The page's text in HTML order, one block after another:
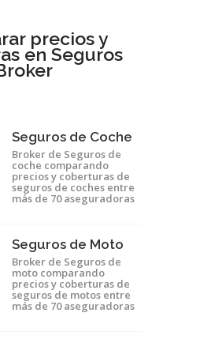
precios y
en Seguros
Seguros de Coche
Broker de Seguros de
coche comparando
precios y coberturas de
seguros de coches entre
más de 70 aseguradoras
Seguros de Moto
Broker de Seguros de
moto comparando
precios y coberturas de
seguros de motos entre
más de 70 aseguradoras